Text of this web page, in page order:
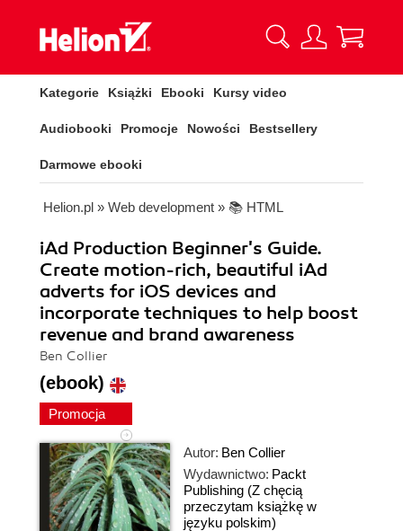
Kategorie Książki Ebooki Kursy video
Audiobooki Promocje Nowości Bestsellery
Darmowe ebooki
Helion.pl » Web development » 📚 HTML
iAd Production Beginner's Guide.
Create motion-rich, beautiful iAd
adverts for iOS devices and
incorporate techniques to help boost
revenue and brand awareness
Ben Collier
(ebook)
Promocja
Autor: Ben Collier
Wydawnictwo: Packt
Publishing (Z chęcią
przeczytam książkę w
języku polskim)